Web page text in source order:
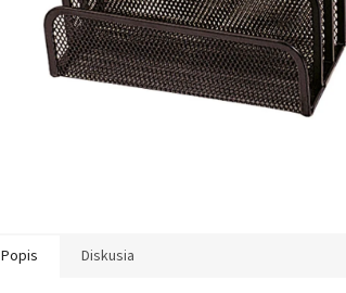
Popis Diskusia